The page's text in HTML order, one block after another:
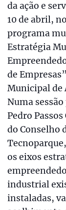
da ação e
10 de abril,
programa
Estratégia
de
Municipal de
Numa
Pedro
do Conselho
os eixos
industrial
instaladas,